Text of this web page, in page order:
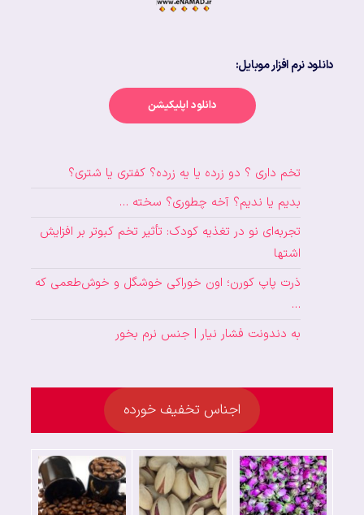
دانلود نرم افزار موبایل:
دانلود اپلیکیشن
تخم داری ؟ دو زرده یا یه زرده؟ کفتری یا شتری؟
بدیم یا ندیم؟ آخه چطوری؟ سخته …
تجربه‌ای نو در تغذیه کودک: تأثیر تخم کبوتر بر افزایش
اشتها
ذرت پاپ کورن؛ اون خوراکی خوشگل و خوش‌طعمی که
…
به دندونت فشار نیار | جنس نرم بخور
اجناس تخفیف خورده